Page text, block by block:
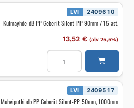
LVI 2409610
Kulmayhde dB PP Geberit Silent-PP 90mm / 15 ast.
13,52 € (alv 25,5%)
Kulmayhde
Geberit
Silent-
90mm
/
LVI 2409517
Muhviputki db PP Geberit Silent-PP 50mm, 1000mm